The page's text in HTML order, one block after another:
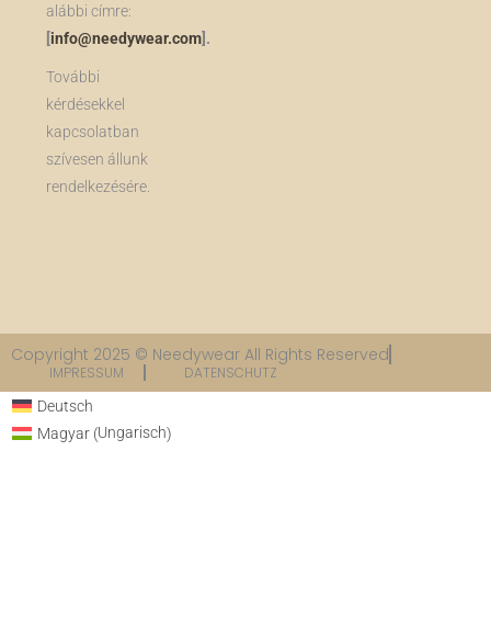
alábbi címre:
[info@needywear.com].
További
kérdésekkel
kapcsolatban
szívesen állunk
rendelkezésére.
Copyright 2025 © Needywear All Rights Reserved
IMPRESSUM DATENSCHUTZ​
Deutsch
Magyar (Ungarisch)